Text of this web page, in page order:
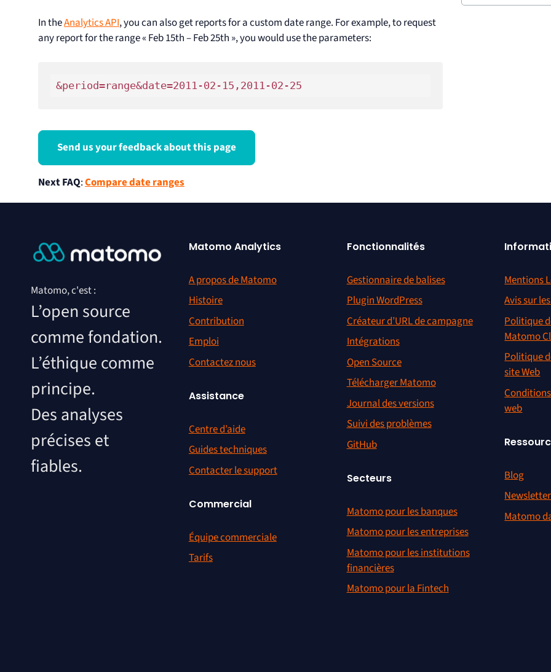
In theAnalytics API, you can also get reports for a custom date range. For example, to request
any report for the range « Feb 15th – Feb 25th », you would use the parameters:
Send us your feedback about this page
Next FAQ:Compare date ranges
Matomo, c'est :
L’open source
comme fondation.
L’éthique comme
principe.
Des analyses
précises et
fiables.
Matomo Analytics
A propos de Matomo
Histoire
Contribution
Emploi
Contactez nous
Assistance
Centre d’aide
Guides techniques
Contacter le support
Commercial
Équipe commerciale
Tarifs
Fonctionnalités
Gestionnaire de balises
Plugin WordPress
Créateur d’URL de campagne
Intégrations
Open Source
Télécharger Matomo
Journal des versions
Suivi des problèmes
GitHub
Secteurs
Matomo pour les banques
Matomo pour les entreprises
Matomo pour les institutions
financières
Matomo pour la Fintech
Mentions
Avis sur
Politique
Matomo
Politique
site Web
web
Blog
Newsletter
Matomo